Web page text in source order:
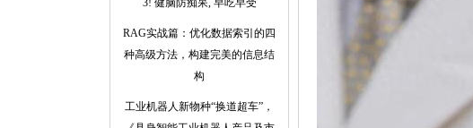
3! 健脑防痴呆, 早吃早受
RAG实战篇：优化数据索引的四
种高级方法，构建完美的信息结
构
工业机器人新物种“换道超车”，